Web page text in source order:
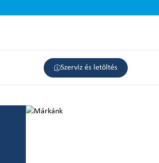
Szerviz és letöltés